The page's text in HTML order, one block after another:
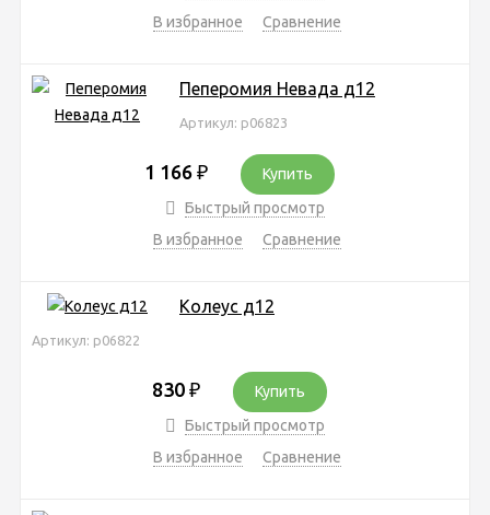
В избранное
Сравнение
Пеперомия Невада д12
Артикул: р06823
1 166 ₽
Купить
Быстрый просмотр
В избранное
Сравнение
Колеус д12
Артикул: р06822
830 ₽
Купить
Быстрый просмотр
В избранное
Сравнение